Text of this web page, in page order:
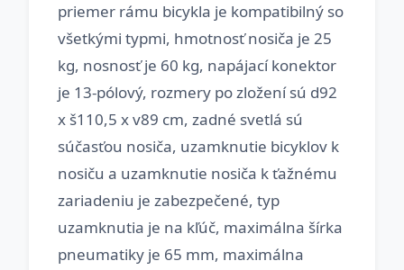
priemer rámu bicykla je kompatibilný so
všetkými typmi, hmotnosť nosiča je 25
kg, nosnosť je 60 kg, napájací konektor
je 13-pólový, rozmery po zložení sú d92
x š110,5 x v89 cm, zadné svetlá sú
súčasťou nosiča, uzamknutie bicyklov k
nosiču a uzamknutie nosiča k ťažnému
zariadeniu je zabezpečené, typ
uzamknutia je na kľúč, maximálna šírka
pneumatiky je 65 mm, maximálna